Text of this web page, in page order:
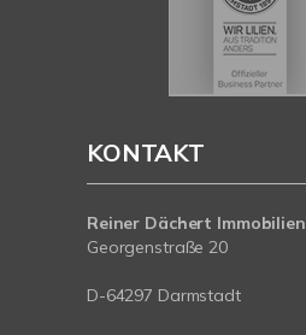
KONTAKT
Reiner Dächert Immobilien
Georgenstraße 20
D-64297 Darmstadt